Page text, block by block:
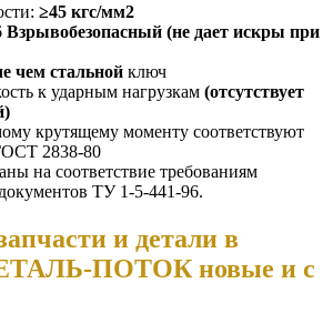
≥45 кгс/мм2
Взрывобезопасный (не дает искры при
чем стальной ключ
к ударным нагрузкам (отсутствует
крутящему моменту соответствуют
2838-80
на соответствие требованиям
ТУ 1-5-441-96.
и детали в
ПОТОК новые и с